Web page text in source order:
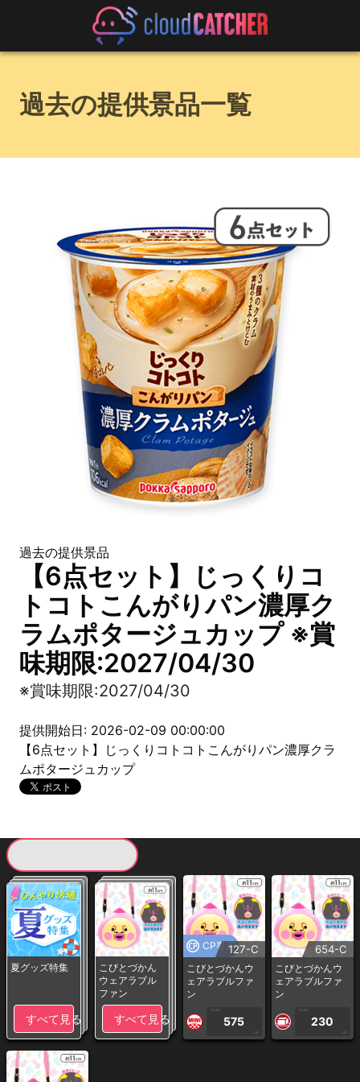
過去の提供景品一覧
過去の提供景品
【6点セット】じっくりコ
トコトこんがりパン濃厚ク
ラムポタージュカップ ※賞
味期限:2027/04/30
※賞味期限:2027/04/30
提供開始日: 2026-02-09 00:00:00
【6点セット】じっくりコトコトこんがりパン濃厚クラ
ムポタージュカップ
夏グッズ特集
すべて見る
こびとづかん
ウェアラブル
ファン
すべて見る
CP専用127-C
こびとづかんウ
ェアラブルファ
ン
1PLAY
575
CP
654-C
こびとづかんウ
ェアラブルファ
ン
1PLAY
230
CP